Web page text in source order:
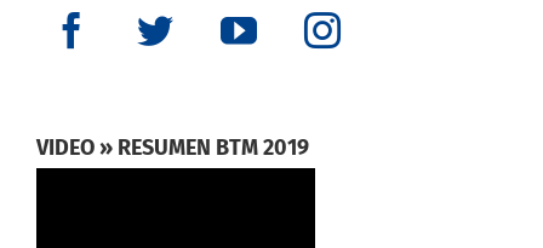
VIDEO » RESUMEN BTM 2019